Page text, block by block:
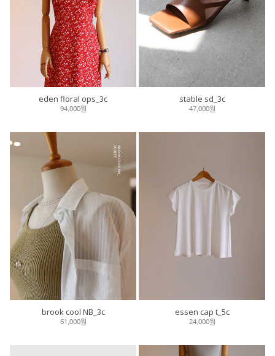
eden floral ops_3c
94,000원
stable sd_3c
47,000원
brook cool NB_3c
61,000원
essen cap t_5c
24,000원